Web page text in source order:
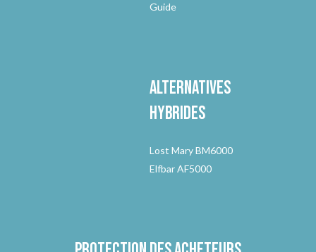
Guide
Alternatives
hybrides
Lost Mary BM6000
Elfbar AF5000